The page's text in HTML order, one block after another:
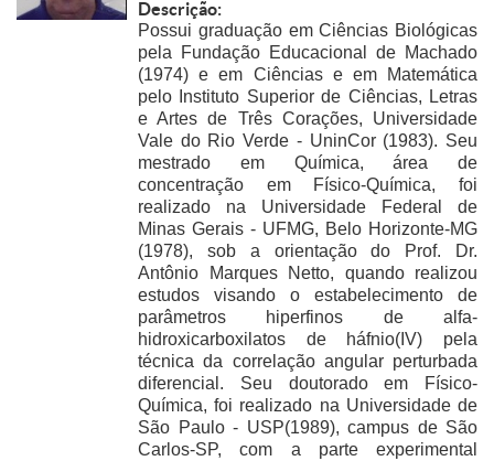
Descrição:
Possui graduação em Ciências Biológicas
pela Fundação Educacional de Machado
(1974) e em Ciências e em Matemática
pelo Instituto Superior de Ciências, Letras
e Artes de Três Corações, Universidade
Vale do Rio Verde - UninCor (1983). Seu
mestrado em Química, área de
concentração em Físico-Química, foi
realizado na Universidade Federal de
Minas Gerais - UFMG, Belo Horizonte-MG
(1978), sob a orientação do Prof. Dr.
Antônio Marques Netto, quando realizou
estudos visando o estabelecimento de
parâmetros hiperfinos de alfa-
hidroxicarboxilatos de háfnio(IV) pela
técnica da correlação angular perturbada
diferencial. Seu doutorado em Físico-
Química, foi realizado na Universidade de
São Paulo - USP(1989), campus de São
Carlos-SP, com a parte experimental